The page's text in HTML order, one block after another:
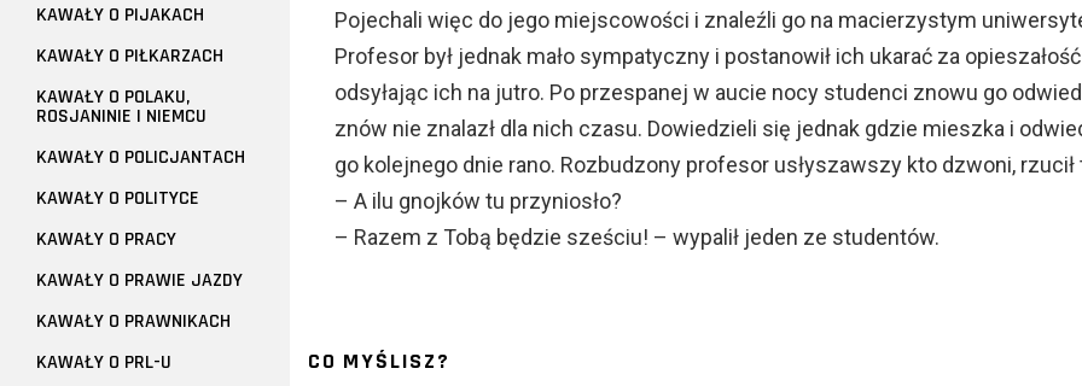
Pojechali więc do jego miejscowości i znaleźli go na macierzystym
Profesor był jednak mało sympatyczny i postanowił ich ukarać za opieszałość
odsyłając ich na jutro. Po przespanej w aucie nocy studenci znowu go
znów nie znalazł dla nich czasu. Dowiedzieli się jednak gdzie mieszka i
go kolejnego dnie rano. Rozbudzony profesor usłyszawszy kto dzwoni, rzucił
– A ilu gnojków tu przyniosło?
– Razem z Tobą będzie sześciu! – wypalił jeden ze studentów.
CO MYŚLISZ?
KAWAŁY O PIJAKACH
KAWAŁY O PIŁKARZACH
KAWAŁY O POLAKU,
ROSJANINIE I NIEMCU
KAWAŁY O POLICJANTACH
KAWAŁY O POLITYCE
KAWAŁY O PRACY
KAWAŁY O PRAWIE JAZDY
KAWAŁY O PRAWNIKACH
KAWAŁY O PRL-U